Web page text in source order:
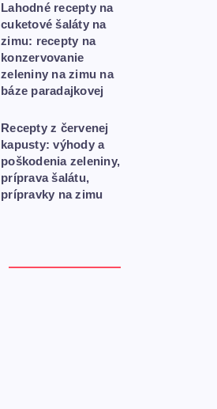
Lahodné recepty na
cuketové šaláty na
zimu: recepty na
konzervovanie
zeleniny na zimu na
báze paradajkovej
Recepty z červenej
kapusty: výhody a
poškodenia zeleniny,
príprava šalátu,
prípravky na zimu